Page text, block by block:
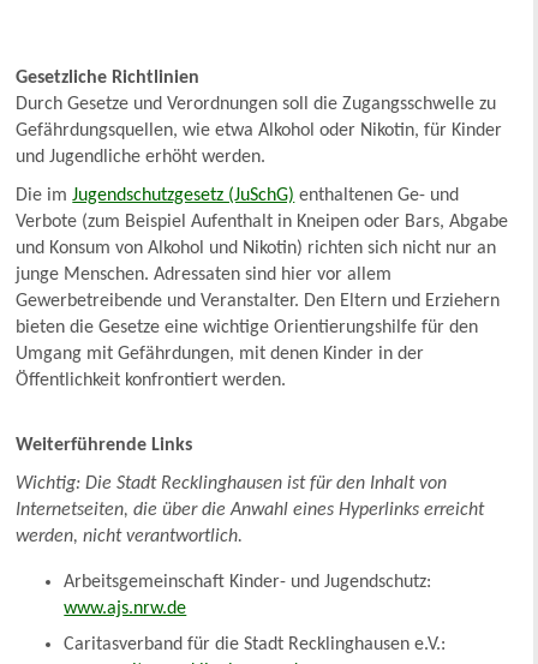
Gesetzliche Richtlinien
Durch Gesetze und Verordnungen soll die Zugangsschwelle zu
Gefährdungsquellen, wie etwa Alkohol oder Nikotin, für Kinder
und Jugendliche erhöht werden.
Die imJugendschutzgesetz (JuSchG) enthaltenen Ge- und
Verbote (zum Beispiel Aufenthalt in Kneipen oder Bars, Abgabe
und Konsum von Alkohol und Nikotin) richten sich nicht nur an
junge Menschen. Adressaten sind hier vor allem
Gewerbetreibende und Veranstalter. Den Eltern und Erziehern
bieten die Gesetze eine wichtige Orientierungshilfe für den
Umgang mit Gefährdungen, mit denen Kinder in der
Öffentlichkeit konfrontiert werden.
Weiterführende Links
Wichtig: Die Stadt Recklinghausen ist für den Inhalt von
Internetseiten, die über die Anwahl eines Hyperlinks erreicht
werden, nicht verantwortlich.
Arbeitsgemeinschaft Kinder- und Jugendschutz:
www.ajs.nrw.de
Caritasverband für die Stadt Recklinghausen e.V.: